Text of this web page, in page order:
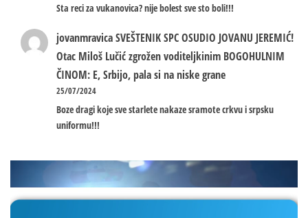
Sta reci za vukanovica? nije bolest sve sto boli!!!
jovanmravicaSVEŠTENIK SPC OSUDIO JOVANU JEREMIĆ!
Otac Miloš Lučić zgrožen voditeljkinim BOGOHULNIM
ČINOM: E, Srbijo, pala si na niske grane
25/07/2024
Boze dragi koje sve starlete nakaze sramote crkvu i srpsku
uniformu!!!